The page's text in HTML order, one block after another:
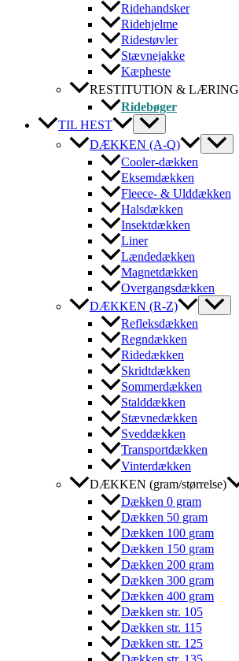
Ridehandsker
Ridehjelme
Ridestøvler
Stævnejakke
Kæpheste
RESTITUTION & LÆRING
Ridebøger
TIL HEST
DÆKKEN (A-Q)
Cooler-dækken
Eksemdækken
Fleece- & Ulddækken
Halsdækken
Insektdækken
Liner
Lændedækken
Magnetdækken
Overgangsdækken
DÆKKEN (R-Z)
Refleksdækken
Regndækken
Ridedækken
Skridtdækken
Sommerdækken
Stalddækken
Stævnedækken
Sveddækken
Transportdækken
Vinterdækken
DÆKKEN (gram/størrelse)
Dækken 0 gram
Dækken 50 gram
Dækken 100 gram
Dækken 150 gram
Dækken 200 gram
Dækken 300 gram
Dækken 400 gram
Dækken str. 105
Dækken str. 115
Dækken str. 125